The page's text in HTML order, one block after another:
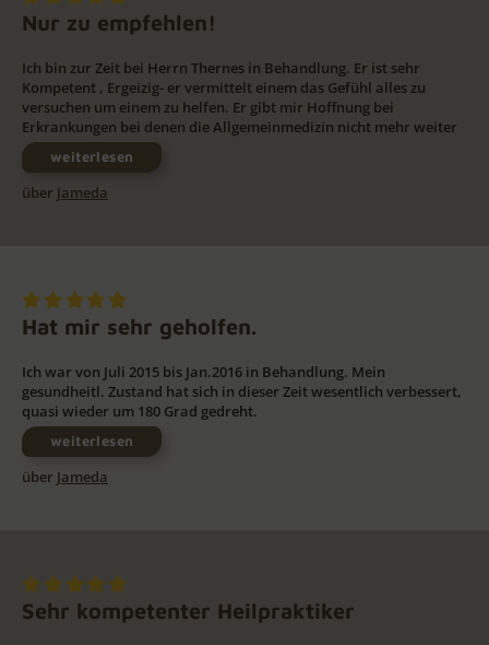
Nur zu empfehlen!
Ich bin zur Zeit bei Herrn Thernes in Behandlung. Er ist sehr
Kompetent , Ergeizig- er vermittelt einem das Gefühl alles zu
versuchen um einem zu helfen. Er gibt mir Hoffnung bei
Erkrankungen bei denen die Allgemeinmedizin nicht mehr weiter
weiterlesen
über Jameda
Hat mir sehr geholfen.
Ich war von Juli 2015 bis Jan.2016 in Behandlung. Mein
gesundheitl. Zustand hat sich in dieser Zeit wesentlich verbessert,
quasi wieder um 180 Grad gedreht.
weiterlesen
über Jameda
Sehr kompetenter Heilpraktiker